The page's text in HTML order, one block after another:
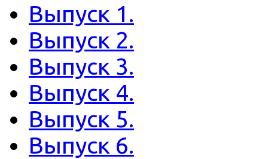
Выпуск 1.
Выпуск 2.
Выпуск 3.
Выпуск 4.
Выпуск 5.
Выпуск 6.